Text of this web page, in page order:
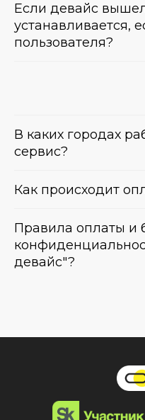
Если девайс
устанавливается,
пользователя?
В каких городах
сервис?
Как происходит
Правила оплаты и
девайс"?